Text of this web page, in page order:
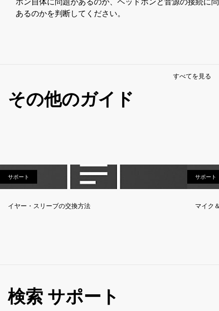
あるのかを判断してください。
その他のガイド
すべてを見る
サポート
イヤー・スリーブの交換方法
サポート
マイク
検索 サポート